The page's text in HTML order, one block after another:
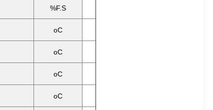
%F.S
oC
oC
oC
oC